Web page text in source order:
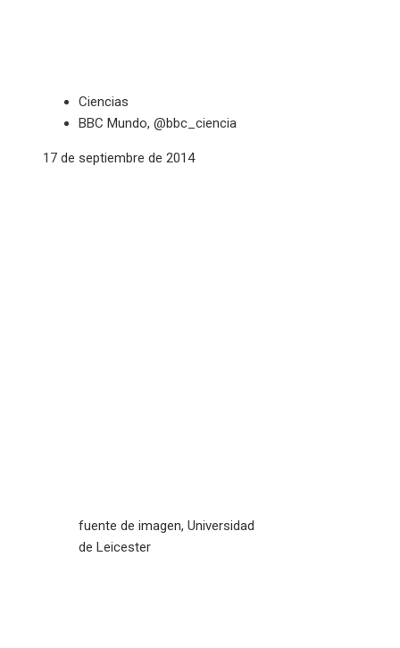
Ciencias
BBC Mundo, @bbc_ciencia
17 de septiembre de 2014
fuente de imagen, Universidad
de Leicester